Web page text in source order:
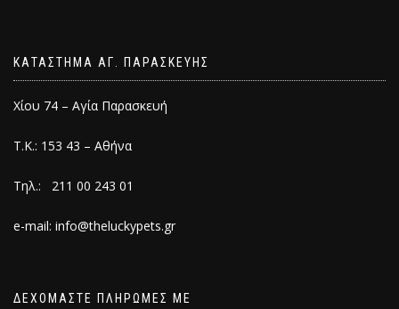
ΚΑΤΑΣΤΗΜΑ ΑΓ. ΠΑΡΑΣΚΕΥΗΣ
Χίου 74 – Αγία Παρασκευή
Τ.Κ.: 153 43 – Αθήνα
Τηλ.: 211 00 243 01
e-mail: info@theluckypets.gr
ΔΕΧΟΜΑΣΤΕ ΠΛΗΡΩΜΕΣ ΜΕ